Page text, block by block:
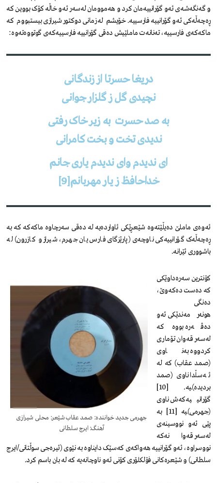
و گەنگەشەی ئەو گۆرانییەمان کرد و هەموومان لەسەر ئەو خاڵە کۆک بووین کە
ڕەچەڵەکی ئەو گۆرانییە فارسییە. خۆیشم لە زمانی دوکتور شیرازی بیستبووم کە
ماکەکەی فارسییە، تەنانەت ماملێیش دەقی گۆرانییە فارسییەکەی گوتووەتەوە:
دریغا حسرتا از زندگانی
نچیدی گل ز گلزار جوانی
به صد حسرت به زیر خاک رفتی
ندیدی تخت و بخت کامرانی
ای ندیدم وای ندیدم یاری جانم
خداحافظ ز یار مهربانم[9]
ئەوەی ماملێ دەیڵێتەوە شێعڕێکی ئاواردەیە لە دەقی سەرچاوە ماکەکە کە بە
ڕەچەڵەک گۆرانییەکی ناوچەی (پارێزگای فارس یان جهرم، شیراز و کازرون) لە
باشووری ئێرانە.
جهرمی جدید خوانندە: صمد عقاب شێعر: محلی شیرازی
آهنگ: ایرج سلطانی
کۆنترین سەرەداوێکی
کە دەست دەکەوێ،
دەنگی
هونەرمەندێکی ئەو
دەڤەرە بووە کە
لەسەر قەوان تۆماری
کردووە بەناوی
(صمد عقاب) کە لە
ئەسڵدا ناوی (صمد
بردیدە)ـیە. [10]
گۆرانییەکەش ناوی
(جهرمی)ـیە [11] بە
پێی ئەو نووسینەی
لەسەر قەوانەکە
نووسراوە، ئەو گۆرانییە هەواکەی کەسێک دایناوە بە نێوی (ئیرەجی سوڵتانی/ایرج
سلطانی) و شێعرەکانی فۆلکلۆری کۆنی ئەو ناوچانەیە کە لە بان باسم کرد.